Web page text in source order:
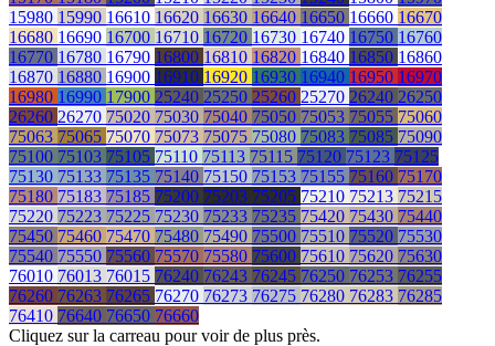
15980 15990 16610 16620 16630 16640 16650 16660 16670
16680 16690 16700 16710 16720 16730 16740 16750 16760
16770 16780 16790 16800 16810 16820 16840 16850 16860
16870 16880 16900 16910 16920 16930 16940 16950 16970
16980 16990 17900 25240 25250 25260 25270 26240 26250
26260 26270 75020 75030 75040 75050 75053 75055 75060
75063 75065 75070 75073 75075 75080 75083 75085 75090
75100 75103 75105 75110 75113 75115 75120 75123 75125
75130 75133 75135 75140 75150 75153 75155 75160 75170
75180 75183 75185 75200 75203 75205 75210 75213 75215
75220 75223 75225 75230 75233 75235 75420 75430 75440
75450 75460 75470 75480 75490 75500 75510 75520 75530
75540 75550 75560 75570 75580 75600 75610 75620 75630
76010 76013 76015 76240 76243 76245 76250 76253 76255
76260 76263 76265 76270 76273 76275 76280 76283 76285
76410 76640 76650 76660
Cliquez sur la carreau pour voir de plus près.